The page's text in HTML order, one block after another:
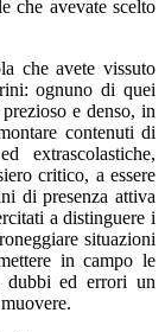
che avevate scelto
che avete vissuto
ognuno di quei
e denso, in
contenuti di
extrascolastiche,
critico, a essere
di presenza attiva
a distinguere i
situazioni
in campo le
dubbi ed errori un